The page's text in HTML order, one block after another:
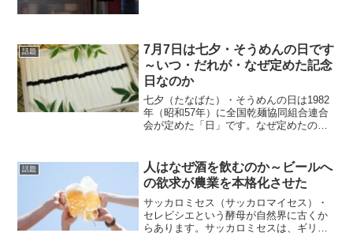
話題
7月7日は七夕・そうめんの日です
～いつ・だれが・なぜ定めた記念
日なのか
七夕（たなばた）・そうめんの日は1982
年（昭和57年）に全国乾麺協同組合連合
会が定めた「日」です。なぜ定めたの
ぜ7月7日なのか？というと7月7日七夕に
そうめんを食べ...
話題
人はなぜ酒を飲むのか～ビールへ
の欲求が農業を本格化させた
サッカロミセス（サッカロマイセス）・
セレビシエという酵母が自然界に古くか
らあります。サッカロミセスは、ギリシ